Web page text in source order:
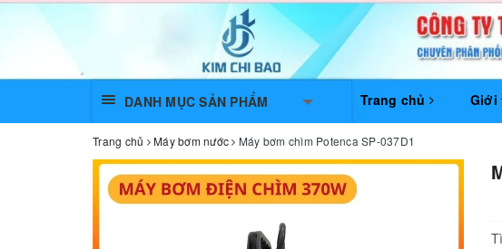
DANH MỤC SẢN PHẨM Trang chủ Giới
Trang chủ Máy bơm nước Máy bơm chìm Potenca SP-037D1